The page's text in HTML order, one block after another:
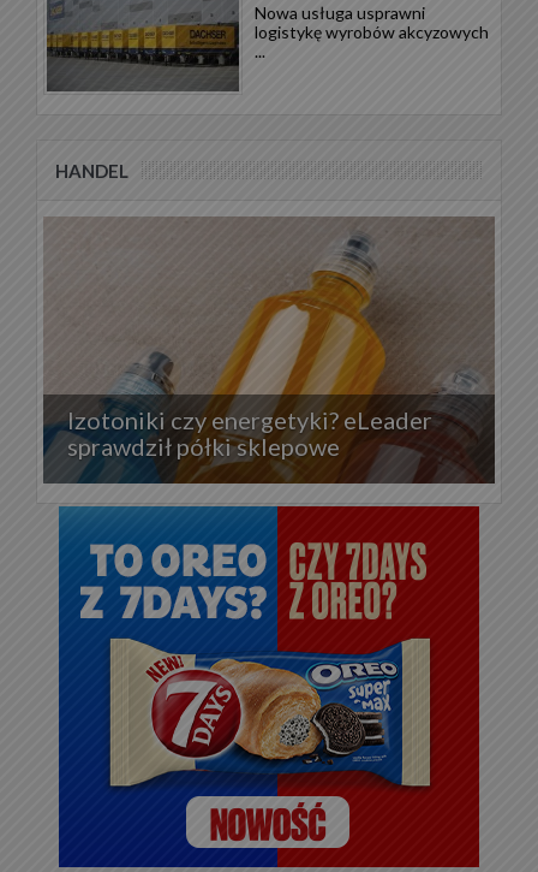
Nowa usługa usprawni
logistykę wyrobów akcyzowych
...
HANDEL
Izotoniki czy energetyki? eLeader
sprawdził półki sklepowe